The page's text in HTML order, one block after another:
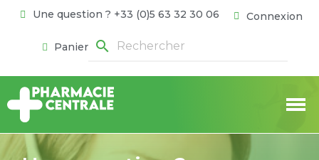
Une question ? +33 (0)5 63 32 30 06 Connexion
Panier search